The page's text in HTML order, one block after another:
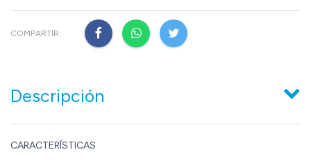
COMPARTIR:
Descripción
CARACTERÍSTICAS